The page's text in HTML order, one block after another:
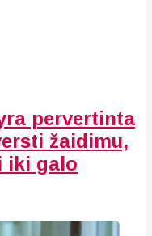
pervertinta
žaidimu,
iki galo